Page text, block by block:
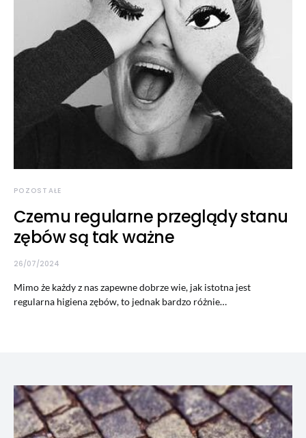
POZOSTAŁE
Czemu regularne przeglądy stanu
zębów są tak ważne
26/07/2024
Mimo że każdy z nas zapewne dobrze wie, jak istotna jest
regularna higiena zębów, to jednak bardzo różnie…